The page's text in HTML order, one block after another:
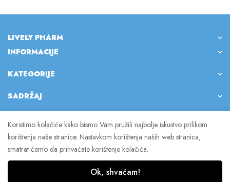
LIVELY PHARM
INFORMACIJE
KATEGORIJE
SADRŽAJ
© 2023 Lively Pharm. Sva prava pridržana.
Koristimo kolačiće kako bismo Vam pružili najbolje iskustvo prilikom
korištenja naše stranice. Nastavkom korištenja naših web stranica,
smatrat ćemo da prihvaćate korištenje kolačića.
Ok, shvaćam!